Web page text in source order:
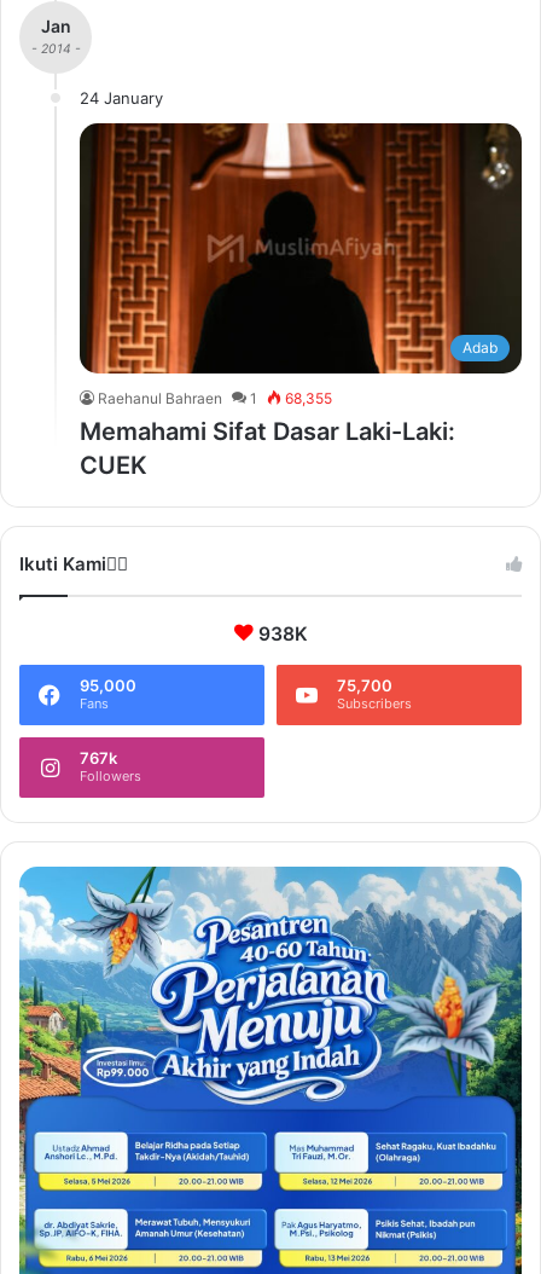
Jan
- 2014 -
24 January
Adab
Raehanul Bahraen 1 68,355
Memahami Sifat Dasar Laki-Laki:
CUEK
Ikuti Kami❤️‍🔥
938K
95,000
Fans
75,700
Subscribers
767k
Followers